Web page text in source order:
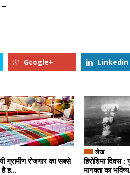
→
Google+ Linkedin
ग्रामीण रोजगार का सबसे
है ह...
लेख
हिरोशिमा दिवस :
मानवता का